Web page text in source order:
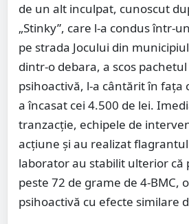
de un alt inculpat, cunoscut
„Stinky”, care l-a condus într-
pe strada Jocului din
dintr-o debara, a scos
psihoactivă, l-a cântărit în fața
a încasat cei 4.500 de lei.
tranzacție, echipele de
acțiune și au realizat
laborator au stabilit ulterior că
peste 72 de grame de 4-BMC,
psihoactivă cu efecte similare